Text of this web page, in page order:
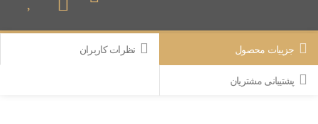
جزییات محصول نظرات کاربران
پشتیبانی مشتریان